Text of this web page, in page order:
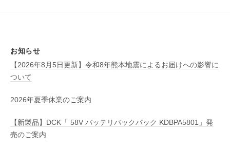
ペ
ー
ジ
送
り
お知らせ
【2026年8月5日更新】令和8年熊本地震によるお届けへの影響に
ついて
2026年夏季休業のご案内
【新製品】DCK「 58V バッテリバックパック KDBPA5801」発
売のご案内